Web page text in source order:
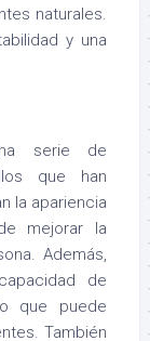
naturales.
y una
serie de
que han
la apariencia
mejorar la
Además,
de
que puede
También